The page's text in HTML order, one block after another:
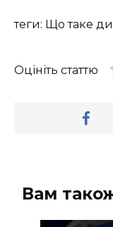
теги: Що таке
Оцініть статтю
Вам